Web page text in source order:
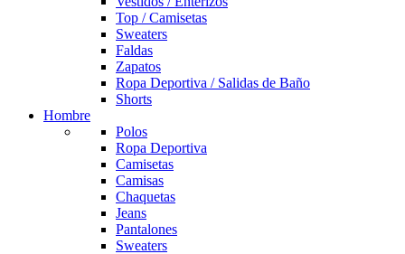
Top / Camisetas
Sweaters
Faldas
Zapatos
Ropa Deportiva / Salidas de Baño
Shorts
Hombre
Polos
Ropa Deportiva
Camisetas
Camisas
Chaquetas
Jeans
Pantalones
Sweaters